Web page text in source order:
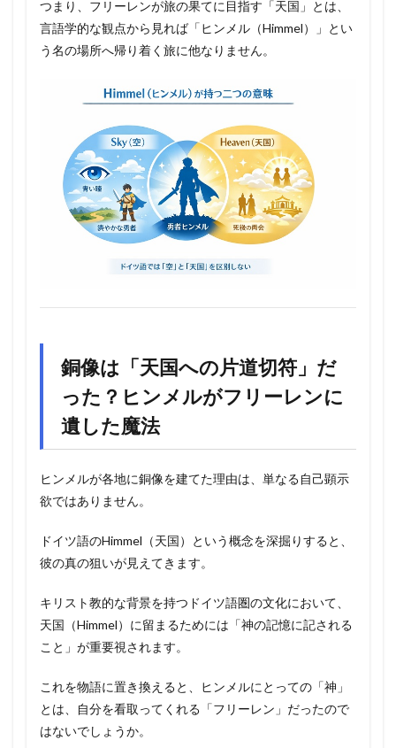
つまり、フリーレンが旅の果てに目指す「天国」とは、
言語学的な観点から見れば「ヒンメル（Himmel）」とい
う名の場所へ帰り着く旅に他なりません。
銅像は「天国への片道切符」だ
った？ヒンメルがフリーレンに
遺した魔法
ヒンメルが各地に銅像を建てた理由は、単なる自己顕示
欲ではありません。
ドイツ語のHimmel（天国）という概念を深掘りすると、
彼の真の狙いが見えてきます。
キリスト教的な背景を持つドイツ語圏の文化において、
天国（Himmel）に留まるためには「神の記憶に記される
こと」が重要視されます。
これを物語に置き換えると、ヒンメルにとっての「神」
とは、自分を看取ってくれる「フリーレン」だったので
はないでしょうか。